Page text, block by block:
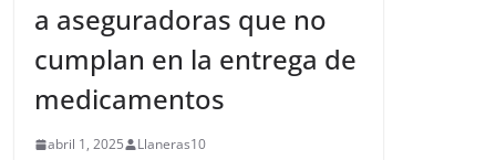
a aseguradoras que no
cumplan en la entrega de
medicamentos
abril 1, 2025 Llaneras10